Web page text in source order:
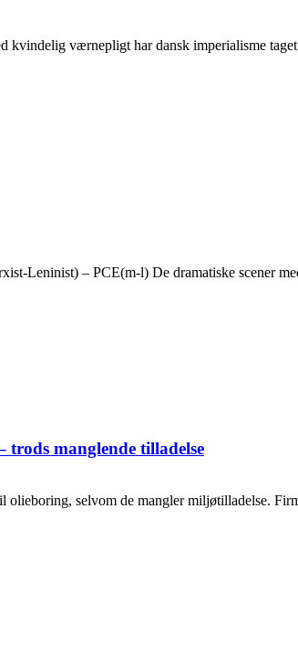
kvindelig værnepligt har dansk imperialisme
Leninist) – PCE(m-l) De dramatiske scener
manglende tilladelse
selvom de mangler miljøtilladelse.